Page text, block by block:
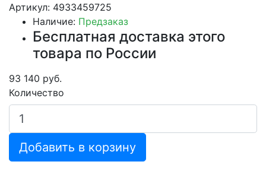
Артикул: 4933459725
Наличие: Предзаказ
Бесплатная доставка этого
товара по России
93 140 руб.
Количество
Добавить в корзину